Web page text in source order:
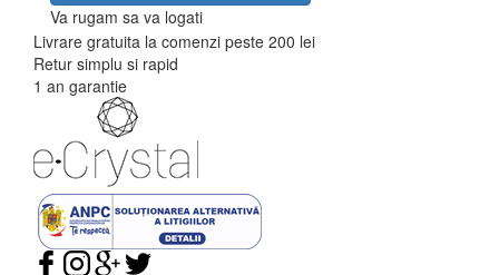
Va rugam sa va logati
Livrare gratuita la comenzi peste 200 lei
Retur simplu si rapid
1 an garantie